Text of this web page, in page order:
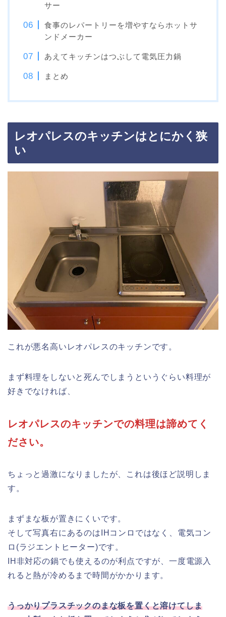
サー
食事のレパートリーを増やすならホットサ
ンドメーカー
あえてキッチンはつぶして電気圧力鍋
まとめ
レオパレスのキッチンはとにかく狭
い
これが悪名高いレオパレスのキッチンです。
まず料理をしないと死んでしまうというぐらい料理が
好きでなければ、
レオパレスのキッチンでの料理は諦めてく
ださい。
ちょっと過激になりましたが、これは後ほど説明しま
す。
まずまな板が置きにくいです。
そして写真右にあるのはIHコンロではなく、電気コン
ロ(ラジエントヒーター)です。
IH非対応の鍋でも使えるのが利点ですが、一度電源入
れると熱が冷めるまで時間がかかります。
うっかりプラスチックのまな板を置くと溶けてしま